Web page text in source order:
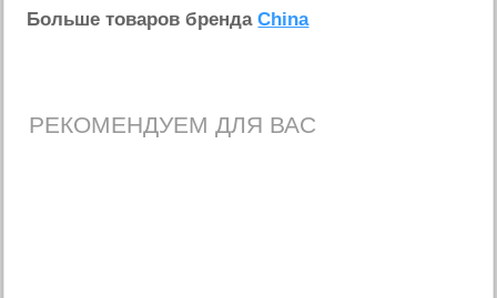
Больше товаров брендаChina
РЕКОМЕНДУЕМ ДЛЯ ВАС